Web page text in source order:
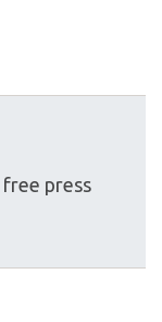
free press